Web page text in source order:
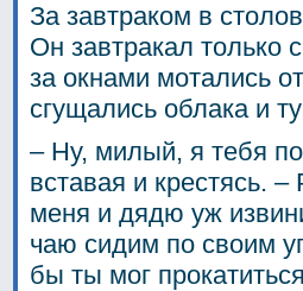
За завтраком в
Он завтракал только
за окнами мотались
сгущались облака и
– Ну, милый, я тебя
вставая и крестясь.
меня и дядю уж
чаю сидим по своим
бы ты мог